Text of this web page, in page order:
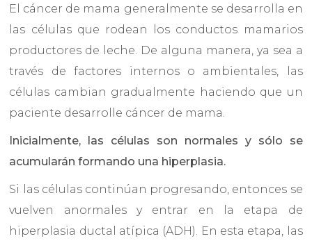
El cáncer de mama generalmente se desarrolla en
las células que rodean los conductos mamarios
productores de leche. De alguna manera, ya sea a
través de factores internos o ambientales, las
células cambian gradualmente haciendo que un
paciente desarrolle cáncer de mama.
Inicialmente, las células son normales y sólo se
acumularán formando una hiperplasia.
Si las células continúan progresando, entonces se
vuelven anormales y entrar en la etapa de
hiperplasia ductal atípica (ADH). En esta etapa, las